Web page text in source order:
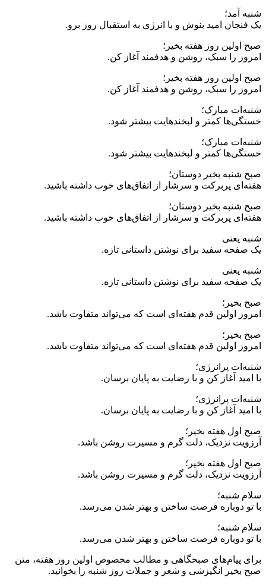
شنبه آمد؛
یک فنجان امید بنوش و با انرژی به استقبال روز برو.
صبح اولین روز هفته بخیر؛
امروز را سبک، روشن و هدفمند آغاز کن.
صبح اولین روز هفته بخیر؛
امروز را سبک، روشن و هدفمند آغاز کن.
شنبه‌ات مبارک؛
خستگی‌ها کمتر و لبخندهایت بیشتر شود.
شنبه‌ات مبارک؛
خستگی‌ها کمتر و لبخندهایت بیشتر شود.
صبح شنبه بخیر دوستان؛
هفته‌ای پربرکت و سرشار از اتفاق‌های خوب داشته باشید.
صبح شنبه بخیر دوستان؛
هفته‌ای پربرکت و سرشار از اتفاق‌های خوب داشته باشید.
شنبه یعنی
یک صفحه سفید برای نوشتن داستانی تازه.
شنبه یعنی
یک صفحه سفید برای نوشتن داستانی تازه.
صبح بخیر؛
امروز اولین قدم هفته‌ای است که می‌تواند متفاوت باشد.
صبح بخیر؛
امروز اولین قدم هفته‌ای است که می‌تواند متفاوت باشد.
شنبه‌ات پرانرژی؛
با امید آغاز کن و با رضایت به پایان برسان.
شنبه‌ات پرانرژی؛
با امید آغاز کن و با رضایت به پایان برسان.
صبح اول هفته بخیر؛
آرزویت نزدیک، دلت گرم و مسیرت روشن باشد.
صبح اول هفته بخیر؛
آرزویت نزدیک، دلت گرم و مسیرت روشن باشد.
سلام شنبه؛
با تو دوباره فرصت ساختن و بهتر شدن می‌رسد.
سلام شنبه؛
با تو دوباره فرصت ساختن و بهتر شدن می‌رسد.
برای پیام‌های صبحگاهی و مطالب مخصوص اولین روز هفته، متن
صبح بخیر انگیزشی و شعر و جملات روز شنبه را بخوانید.